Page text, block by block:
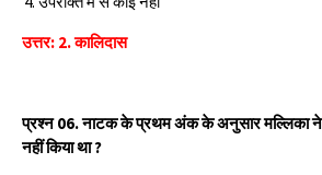
उत्तर: 2. कालिदास
प्रश्‍न 06. नाटक के प्रथम अंक के अनुसार मल्लिका ने
नहीं किया था ?